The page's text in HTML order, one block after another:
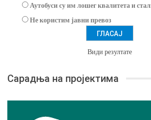
Аутобуси су им лошег квалитета и
Не користим јавни превоз
Види резултате
Сарадња на пројектима